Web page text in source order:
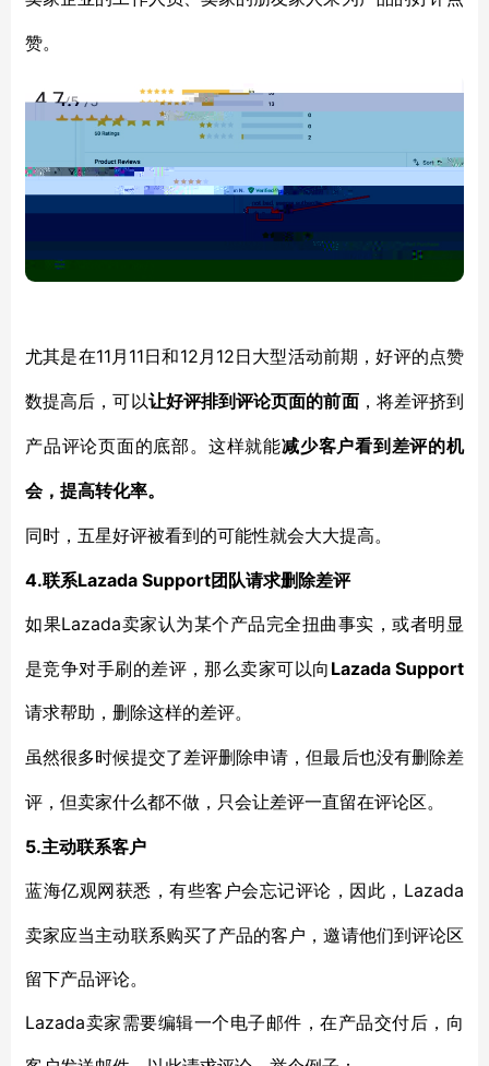
赞。
尤其是在11月11日和12月12日大型活动前期，好评的点赞
数提高后，可以让好评排到评论页面的前面，将差评挤到
产品评论页面的底部 。这样就能减少客户看到差评的机
会，提高转化率。
同时，五星好评被看到的可能性就会大大提高。
4.联系Lazada Support团队请求删除差评
如果Lazada卖家认为某个产品完全扭曲事实，或者明显
是竞争对手刷的差评，那么卖家可以向 Lazada Support
请求帮助，删除这样的差评。
虽然很多时候提交了差评删除申请，但最后也没有删除差
评，但卖家什么都不做，只会让差评一直留在评论区。
5.主动联系客户
蓝海亿观网获悉，有些客户会忘记评论，因此， Lazada
卖家应当主动联系购买了产品的客户，邀请他们到评论区
留下产品评论。
Lazada卖家需要编辑一个电子邮件，在产品交付后，向